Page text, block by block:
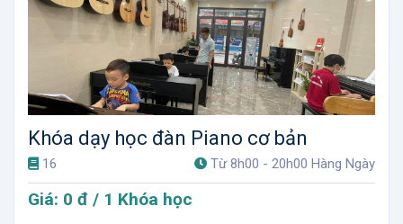
Khóa dạy học đàn Piano cơ bản
16 Từ 8h00 - 20h00 Hàng Ngày
Giá: 0 đ / 1 Khóa học